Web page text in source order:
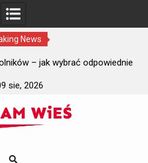
News
– jak wybrać odpowiednie
sie, 2026